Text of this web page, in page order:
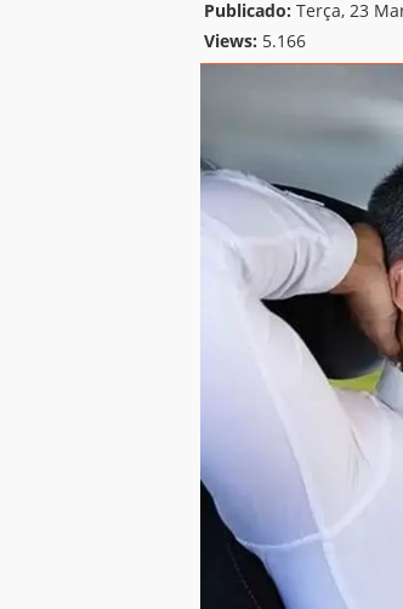
Publicado: Terça, 23
Views: 5.166